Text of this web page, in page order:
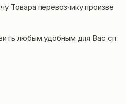
Товара перевозчику произве
любым удобным для Вас сп